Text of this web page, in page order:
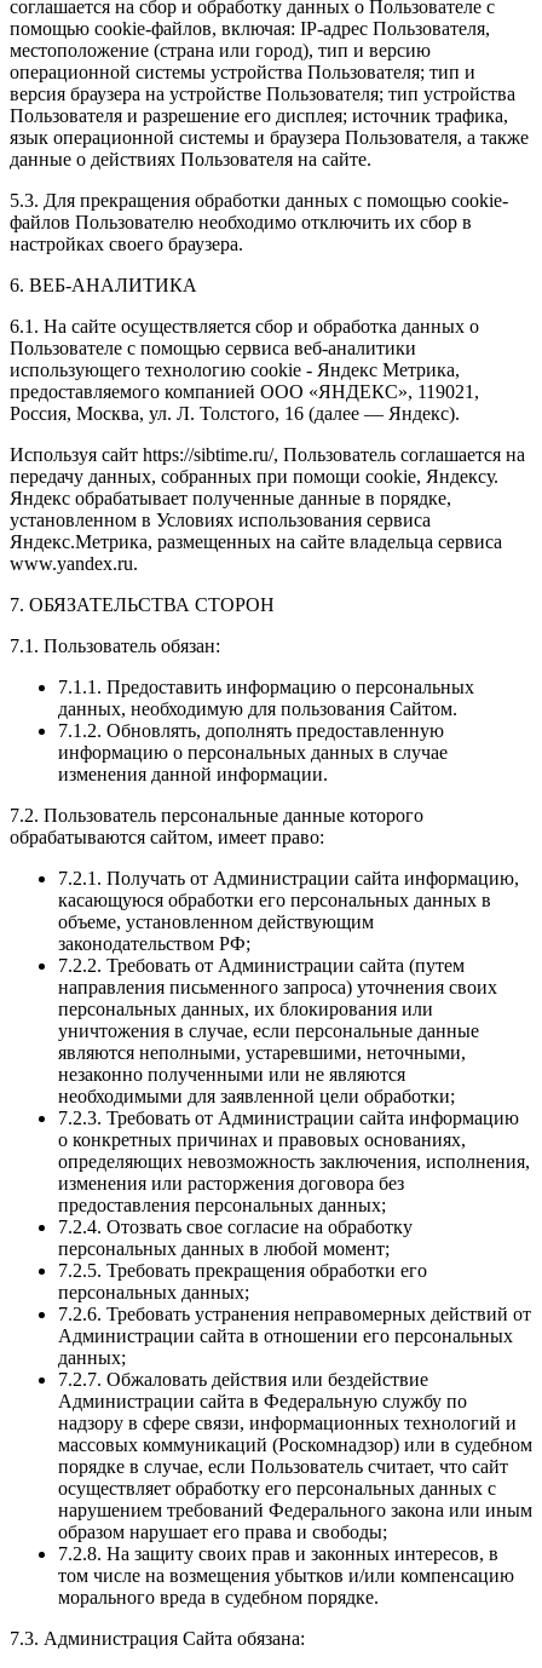
соглашается на сбор и обработку данных о Пользователе с
помощью cookie-файлов, включая: IP-адрес Пользователя,
местоположение (страна или город), тип и версию
операционной системы устройства Пользователя; тип и
версия браузера на устройстве Пользователя; тип устройства
Пользователя и разрешение его дисплея; источник трафика,
язык операционной системы и браузера Пользователя, а также
данные о действиях Пользователя на сайте.
5.3. Для прекращения обработки данных с помощью cookie-
файлов Пользователю необходимо отключить их сбор в
настройках своего браузера.
6. ВЕБ-АНАЛИТИКА
6.1. На сайте осуществляется сбор и обработка данных о
Пользователе с помощью сервиса веб-аналитики
использующего технологию cookie - Яндекс Метрика,
предоставляемого компанией ООО «ЯНДЕКС», 119021,
Россия, Москва, ул. Л. Толстого, 16 (далее — Яндекс).
Используя сайт https://sibtime.ru/, Пользователь соглашается на
передачу данных, собранных при помощи cookie, Яндексу.
Яндекс обрабатывает полученные данные в порядке,
установленном в Условиях использования сервиса
Яндекс.Метрика, размещенных на сайте владельца сервиса
www.yandex.ru.
7. ОБЯЗАТЕЛЬСТВА СТОРОН
7.1. Пользователь обязан:
7.1.1. Предоставить информацию о персональных
данных, необходимую для пользования Сайтом.
7.1.2. Обновлять, дополнять предоставленную
информацию о персональных данных в случае
изменения данной информации.
7.2. Пользователь персональные данные которого
обрабатываются сайтом, имеет право:
7.2.1. Получать от Администрации сайта информацию,
касающуюся обработки его персональных данных в
объеме, установленном действующим
законодательством РФ;
7.2.2. Требовать от Администрации сайта (путем
направления письменного запроса) уточнения своих
персональных данных, их блокирования или
уничтожения в случае, если персональные данные
являются неполными, устаревшими, неточными,
незаконно полученными или не являются
необходимыми для заявленной цели обработки;
7.2.3. Требовать от Администрации сайта информацию
о конкретных причинах и правовых основаниях,
определяющих невозможность заключения, исполнения,
изменения или расторжения договора без
предоставления персональных данных;
7.2.4. Отозвать свое согласие на обработку
персональных данных в любой момент;
7.2.5. Требовать прекращения обработки его
персональных данных;
7.2.6. Требовать устранения неправомерных действий от
Администрации сайта в отношении его персональных
данных;
7.2.7. Обжаловать действия или бездействие
Администрации сайта в Федеральную службу по
надзору в сфере связи, информационных технологий и
массовых коммуникаций (Роскомнадзор) или в судебном
порядке в случае, если Пользователь считает, что сайт
осуществляет обработку его персональных данных с
нарушением требований Федерального закона или иным
образом нарушает его права и свободы;
7.2.8. На защиту своих прав и законных интересов, в
том числе на возмещения убытков и/или компенсацию
морального вреда в судебном порядке.
7.3. Администрация Сайта обязана: